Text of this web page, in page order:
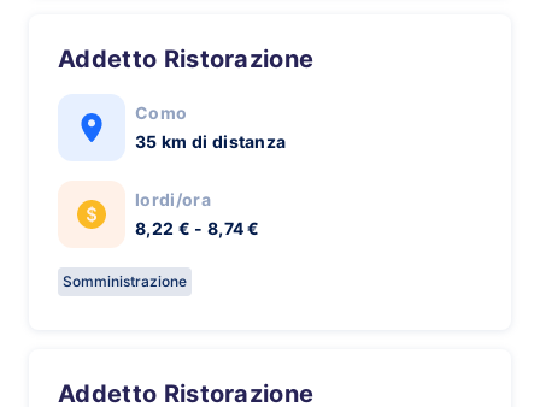
Addetto Ristorazione
Como
35 km di distanza
lordi/ora
8,22 € - 8,74 €
Somministrazione
Addetto Ristorazione